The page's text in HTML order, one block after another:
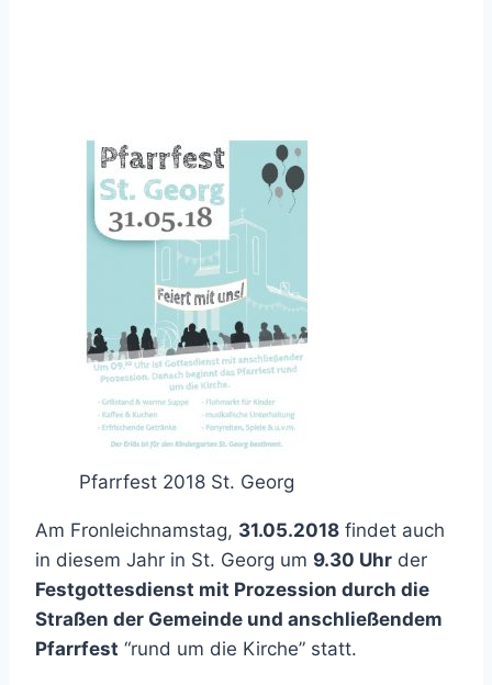
Pfarrfest 2018 St. Georg
Am Fronleichnamstag, 31.05.2018 findet auch
in diesem Jahr in St. Georg um 9.30 Uhr der
Festgottesdienst mit Prozession durch die
Straßen der Gemeinde und anschließendem
Pfarrfest “rund um die Kirche” statt.